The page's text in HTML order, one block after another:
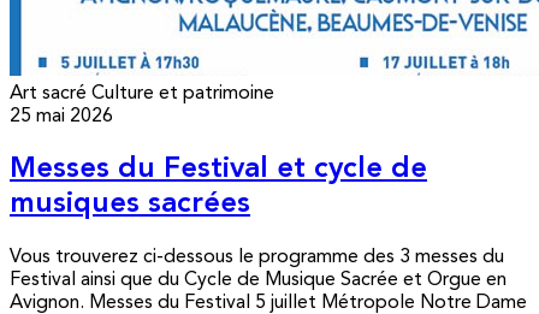
Art sacré Culture et patrimoine
25 mai 2026
Messes du Festival et cycle de
musiques sacrées
Vous trouverez ci-dessous le programme des 3 messes du
Festival ainsi que du Cycle de Musique Sacrée et Orgue en
Avignon. Messes du Festival 5 juillet Métropole Notre Dame